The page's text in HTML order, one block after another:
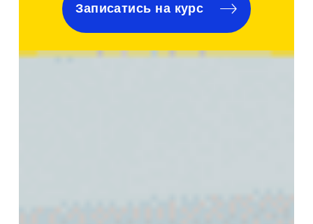
Записатись на курс